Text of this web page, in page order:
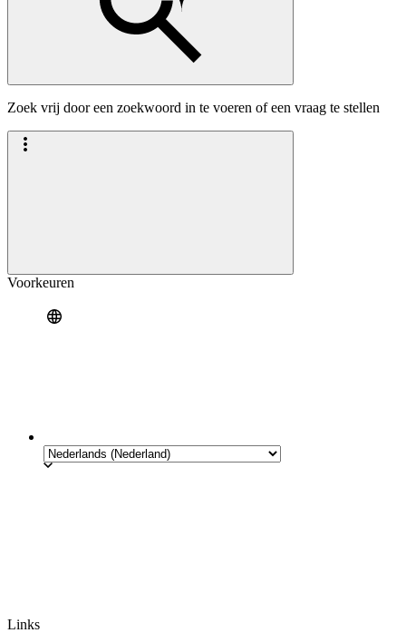
Zoek vrij door een zoekwoord in te voeren of een vraag te stellen
Voorkeuren
Links